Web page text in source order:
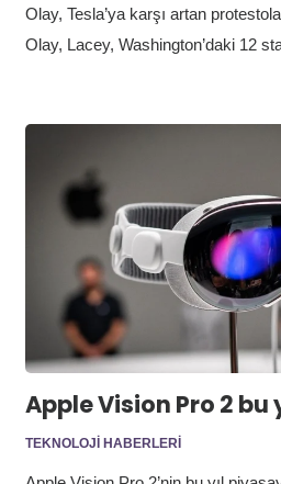
Olay, Tesla’ya karşı artan
Olay, Lacey, Washington’daki 12
Apple Vision Pro 2 bu
TEKNOLOJI HABERLERI